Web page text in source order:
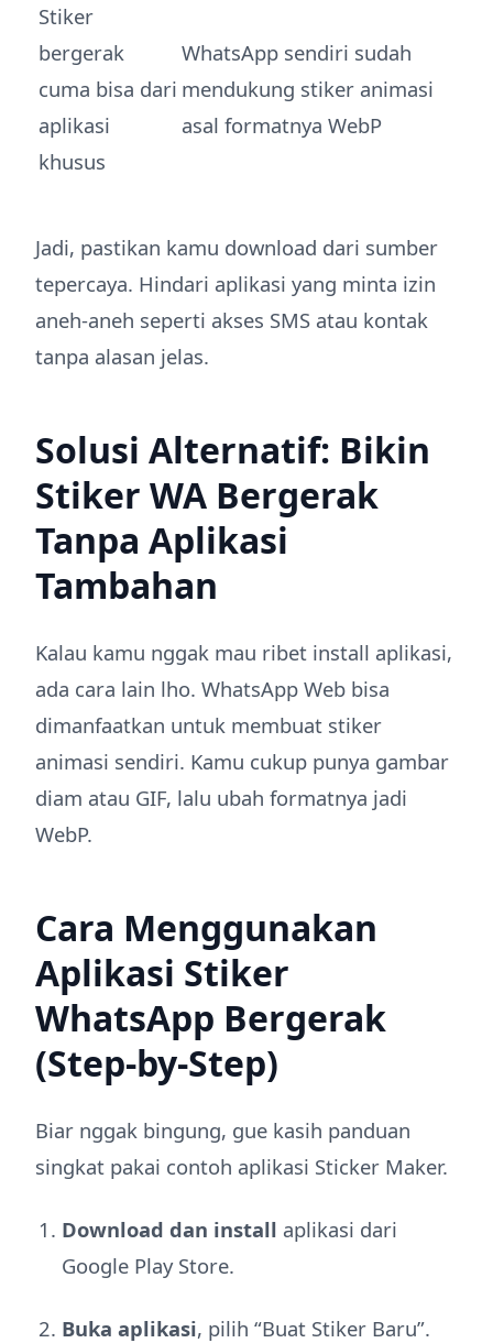
Stiker
bergerak
cuma bisa dari
aplikasi
khusus
WhatsApp sendiri sudah
mendukung stiker animasi
asal formatnya WebP
Jadi, pastikan kamu download dari sumber
tepercaya. Hindari aplikasi yang minta izin
aneh-aneh seperti akses SMS atau kontak
tanpa alasan jelas.
Solusi Alternatif: Bikin
Stiker WA Bergerak
Tanpa Aplikasi
Tambahan
Kalau kamu nggak mau ribet install aplikasi,
ada cara lain lho. WhatsApp Web bisa
dimanfaatkan untuk membuat stiker
animasi sendiri. Kamu cukup punya gambar
diam atau GIF, lalu ubah formatnya jadi
WebP.
Cara Menggunakan
Aplikasi Stiker
WhatsApp Bergerak
(Step-by-Step)
Biar nggak bingung, gue kasih panduan
singkat pakai contoh aplikasi Sticker Maker.
Download dan install aplikasi dari
Google Play Store.
Buka aplikasi, pilih “Buat Stiker Baru”.